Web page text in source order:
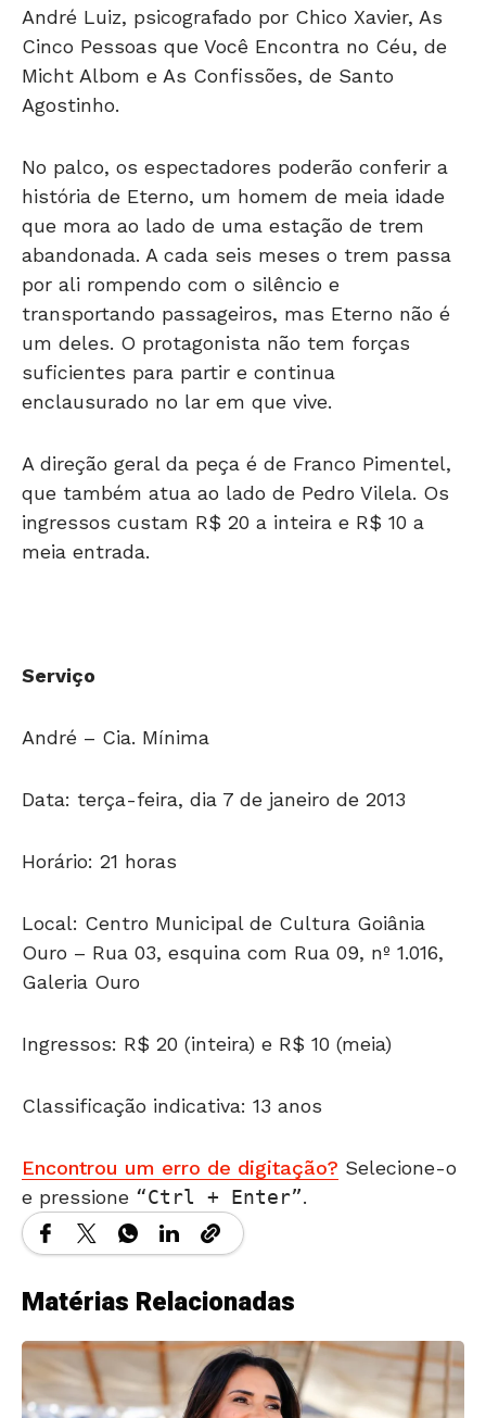
André Luiz, psicografado por Chico Xavier, As
Cinco Pessoas que Você Encontra no Céu, de
Micht Albom e As Confissões, de Santo
Agostinho.
No palco, os espectadores poderão conferir a
história de Eterno, um homem de meia idade
que mora ao lado de uma estação de trem
abandonada. A cada seis meses o trem passa
por ali rompendo com o silêncio e
transportando passageiros, mas Eterno não é
um deles. O protagonista não tem forças
suficientes para partir e continua
enclausurado no lar em que vive.
A direção geral da peça é de Franco Pimentel,
que também atua ao lado de Pedro Vilela. Os
ingressos custam R$ 20 a inteira e R$ 10 a
meia entrada.
Serviço
André – Cia. Mínima
Data: terça-feira, dia 7 de janeiro de 2013
Horário: 21 horas
Local: Centro Municipal de Cultura Goiânia
Ouro – Rua 03, esquina com Rua 09, nº 1.016,
Galeria Ouro
Ingressos: R$ 20 (inteira) e R$ 10 (meia)
Classificação indicativa: 13 anos
Encontrou um erro de digitação? Selecione-o
e pressione
Ctrl + Enter .
Matérias Relacionadas